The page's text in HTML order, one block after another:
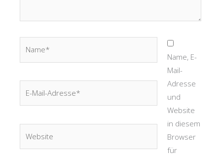
Name, E-
Mail-
Adresse
und
Website
in diesem
Browser
für